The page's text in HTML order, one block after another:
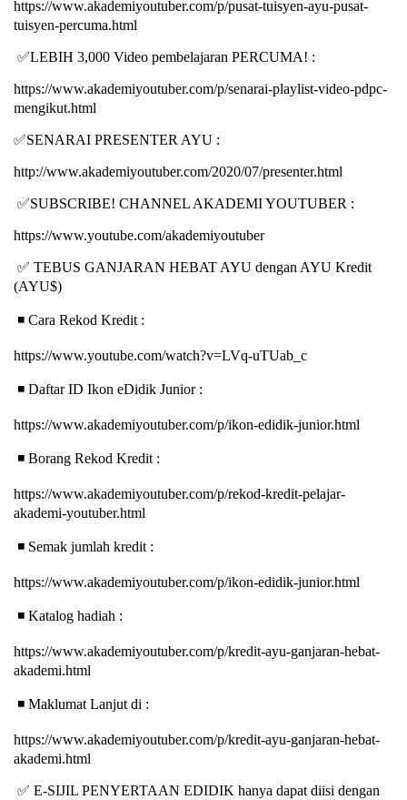
https://www.akademiyoutuber.com/p/pusat-tuisyen-ayu-pusat-
tuisyen-percuma.html
✅LEBIH 3,000 Video pembelajaran PERCUMA! :
https://www.akademiyoutuber.com/p/senarai-playlist-video-pdpc-
mengikut.html
✅SENARAI PRESENTER AYU :
http://www.akademiyoutuber.com/2020/07/presenter.html
✅SUBSCRIBE! CHANNEL AKADEMI YOUTUBER :
https://www.youtube.com/akademiyoutuber
✅ TEBUS GANJARAN HEBAT AYU dengan AYU Kredit
(AYU$)
◾ ️ Cara Rekod Kredit :
https://www.youtube.com/watch?v=LVq-uTUab_c
◾ ️ Daftar ID Ikon eDidik Junior :
https://www.akademiyoutuber.com/p/ikon-edidik-junior.html
◾ ️ Borang Rekod Kredit :
https://www.akademiyoutuber.com/p/rekod-kredit-pelajar-
akademi-youtuber.html
◾ ️ Semak jumlah kredit :
https://www.akademiyoutuber.com/p/ikon-edidik-junior.html
◾ ️ Katalog hadiah :
https://www.akademiyoutuber.com/p/kredit-ayu-ganjaran-hebat-
akademi.html
◾ ️ Maklumat Lanjut di :
https://www.akademiyoutuber.com/p/kredit-ayu-ganjaran-hebat-
akademi.html
✅ E-SIJIL PENYERTAAN EDIDIK hanya dapat diisi dengan